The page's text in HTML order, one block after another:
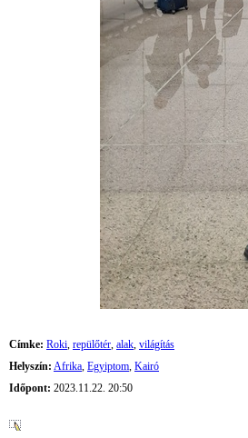
Címke: Roki, repülőtér, alak, világítás
Helyszín: Afrika, Egyiptom, Kairó
Időpont: 2023.11.22. 20:50